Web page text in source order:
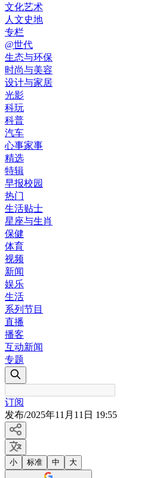
文化艺术
人文史地
专栏
@世代
生态与环保
时尚与美容
设计与家居
光影
科玩
科普
汽车
心事家事
精选
特辑
早报校园
热门
生活贴士
星座与生肖
保健
体育
视频
新闻
娱乐
生活
系列节目
直播
播客
互动新闻
专题
订阅
发布/2025年11月11日 19:55
小 标准 中 大